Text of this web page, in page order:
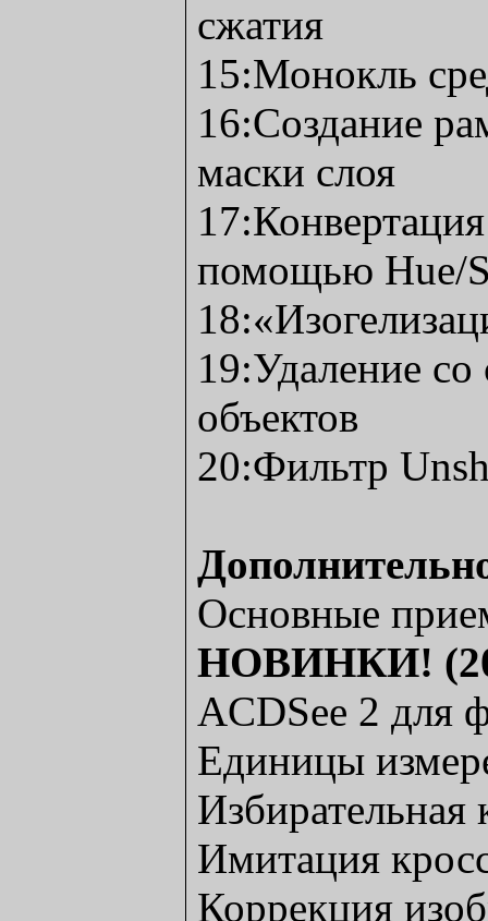
сжатия
15:Монокль
16:Создание
маски слоя
помощью Hue/
19:Удаление
объектов
20:Фильтр
Основные
НОВИНКИ!
ACDSee 2 для
Единицы
Избирательная
Имитация
Коррекция